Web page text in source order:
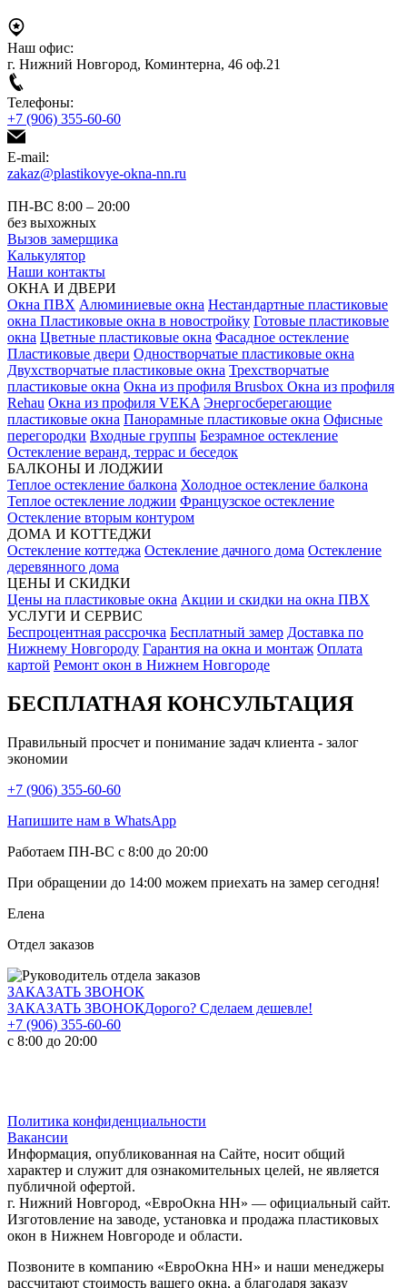
Наш офис:
г. Нижний Новгород, Коминтерна, 46 оф.21
Телефоны:
+7 (906) 355-60-60
E-mail:
zakaz@plastikovye-okna-nn.ru
ПН-ВС 8:00 – 20:00
без выхожных
Вызов замерщика
Калькулятор
Наши контакты
ОКНА И ДВЕРИ
Окна ПВХ Алюминиевые окна Нестандартные пластиковые
окна Пластиковые окна в новостройку Готовые пластиковые
окна Цветные пластиковые окна Фасадное остекление
Пластиковые двери Одностворчатые пластиковые окна
Двухстворчатые пластиковые окна Трехстворчатые
пластиковые окна Окна из профиля Brusbox Окна из профиля
Rehau Окна из профиля VEKA Энергосберегающие
пластиковые окна Панорамные пластиковые окна Офисные
перегородки Входные группы Безрамное остекление
Остекление веранд, террас и беседок
БАЛКОНЫ И ЛОДЖИИ
Теплое остекление балкона Холодное остекление балкона
Теплое остекление лоджии Французское остекление
Остекление вторым контуром
ДОМА И КОТТЕДЖИ
Остекление коттеджа Остекление дачного дома Остекление
деревянного дома
ЦЕНЫ И СКИДКИ
Цены на пластиковые окна Акции и скидки на окна ПВХ
УСЛУГИ И СЕРВИС
Беспроцентная рассрочка Бесплатный замер Доставка по
Нижнему Новгороду Гарантия на окна и монтаж Оплата
картой Ремонт окон в Нижнем Новгороде
БЕСПЛАТНАЯ КОНСУЛЬТАЦИЯ
Правильный просчет и понимание задач клиента - залог
экономии
+7 (906) 355-60-60
Напишите нам в WhatsApp
Работаем ПН-ВС с 8:00 до 20:00
При обращении до 14:00 можем приехать на замер сегодня!
Елена
Отдел заказов
ЗАКАЗАТЬ ЗВОНОК
ЗАКАЗАТЬ ЗВОНОКДорого? Сделаем дешевле!
+7 (906) 355-60-60
с 8:00 до 20:00
Политика конфиденциальности
Вакансии
Информация, опубликованная на Сайте, носит общий
характер и служит для ознакомительных целей, не является
публичной офертой.
г. Нижний Новгород, «ЕвроОкна НН» — официальный сайт.
Изготовление на заводе, установка и продажа пластиковых
окон в Нижнем Новгороде и области.
Позвоните в компанию «ЕвроОкна НН» и наши менеджеры
рассчитают стоимость вашего окна, а благодаря заказу